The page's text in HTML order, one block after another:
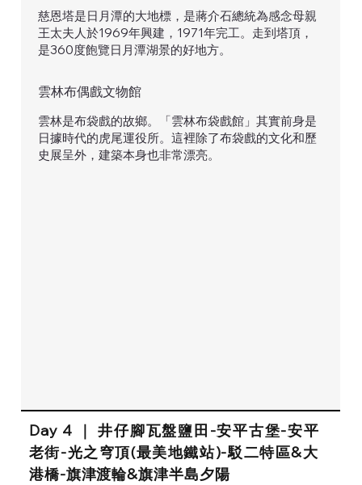
慈恩塔是日月潭的大地標，是蔣介石總統為感念母親
王太夫人於1969年興建，1971年完工。走到塔頂，
是360度飽覽日月潭湖景的好地方。
雲林是布袋戲的故鄉。「雲林布袋戲館」其實前身是
日據時代的虎尾運役所。這裡除了布袋戲的文化和歷
史展呈外，建築本身也非常漂亮。
雲林布偶戲文物館
Day 4 ｜ 井仔腳瓦盤鹽田-安平古堡-安平
老街-光之穹頂(最美地鐵站)-駁二特區&大
港橋-旗津渡輪&旗津半島夕陽